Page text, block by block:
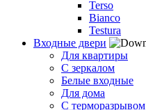
Terso
Bianco
Testura
Входные двери
Для квартиры
С зеркалом
Белые входные
Для дома
С терморазрывом